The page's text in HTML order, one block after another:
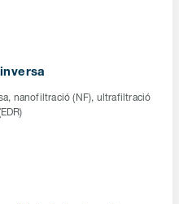
nanofiltració (NF), ultrafiltració